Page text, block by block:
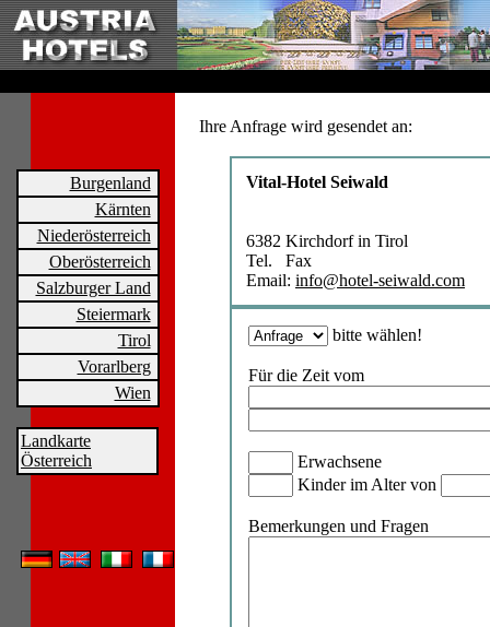
Burgenland
Kärnten
Niederösterreich
Oberösterreich
Salzburger Land
Steiermark
Tirol
Vorarlberg
Wien
Landkarte
Österreich
Ihre Anfrage wird gesendet an:
Vital-Hotel Seiwald
6382 Kirchdorf in Tirol
Tel. Fax
Email: info@hotel-seiwald.com
bitte wählen!
Für die Zeit vom
Erwachsene
Kinder im Alter von
Bemerkungen und Fragen